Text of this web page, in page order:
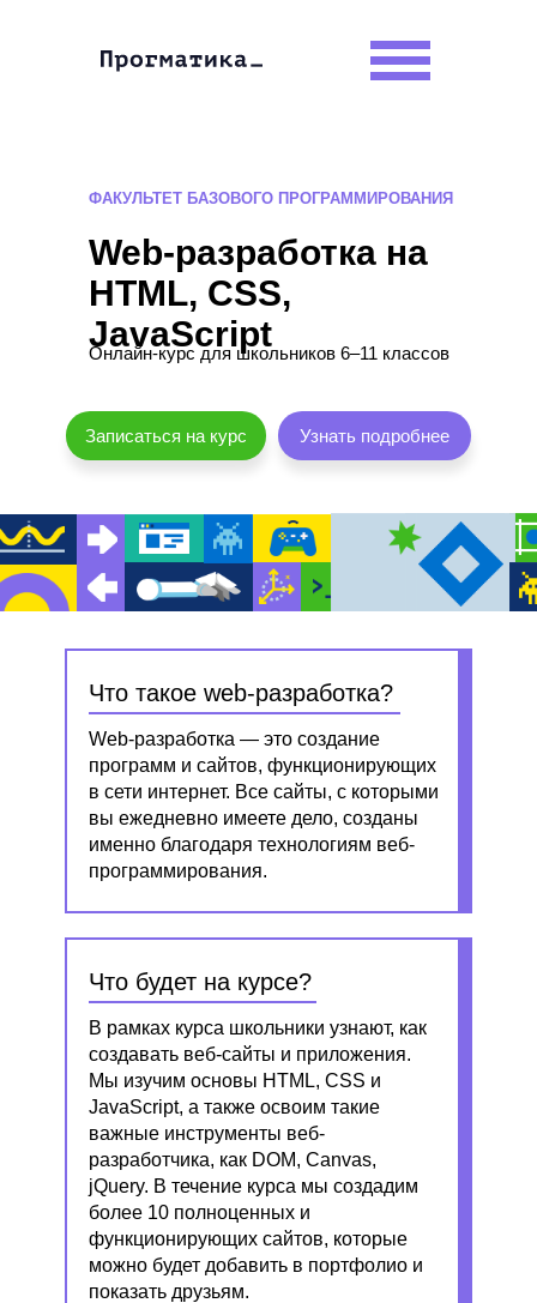
Записаться на курс Узнать подробнее
Web-разработка на
HTML, CSS,
JavaScript
ФАКУЛЬТЕТ БАЗОВОГО ПРОГРАММИРОВАНИЯ
Онлайн-курс для школьников 6–11 классов
Что такое web-разработка?
Web-разработка — это создание
программ и сайтов, функционирующих
в сети интернет. Все сайты, с которыми
вы ежедневно имеете дело, созданы
именно благодаря технологиям веб-
программирования.
Что будет на курсе?
В рамках курса школьники узнают, как
создавать веб-сайты и приложения.
Мы изучим основы HTML, CSS и
JavaScript, а также освоим такие
важные инструменты веб-
разработчика, как DOM, Canvas,
jQuery. В течение курса мы создадим
более 10 полноценных и
функционирующих сайтов, которые
можно будет добавить в портфолио и
показать друзьям.